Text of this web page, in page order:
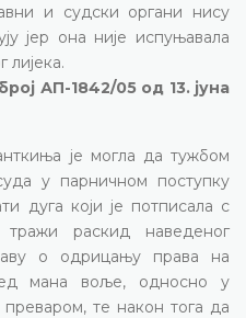
и судски органи нису
јер она није испуњавала
лијека.
АП-1842/05 од 13. јуна
је могла да тужбом
у парничном поступку
дуга који је потписала с
раскид наведеног
о одрицању права на
мана воље, односно у
те након тога да